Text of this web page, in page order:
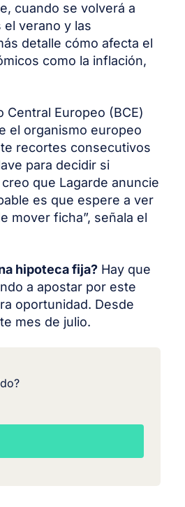
cuando se volverá a
verano y las
detalle cómo afecta el
como la inflación,
Europeo (BCE)
el organismo europeo
recortes consecutivos
para decidir si
que Lagarde anuncie
es que espere a ver
mover ficha”, señala el
hipoteca fija? Hay que
a apostar por este
oportunidad. Desde
mes de julio.